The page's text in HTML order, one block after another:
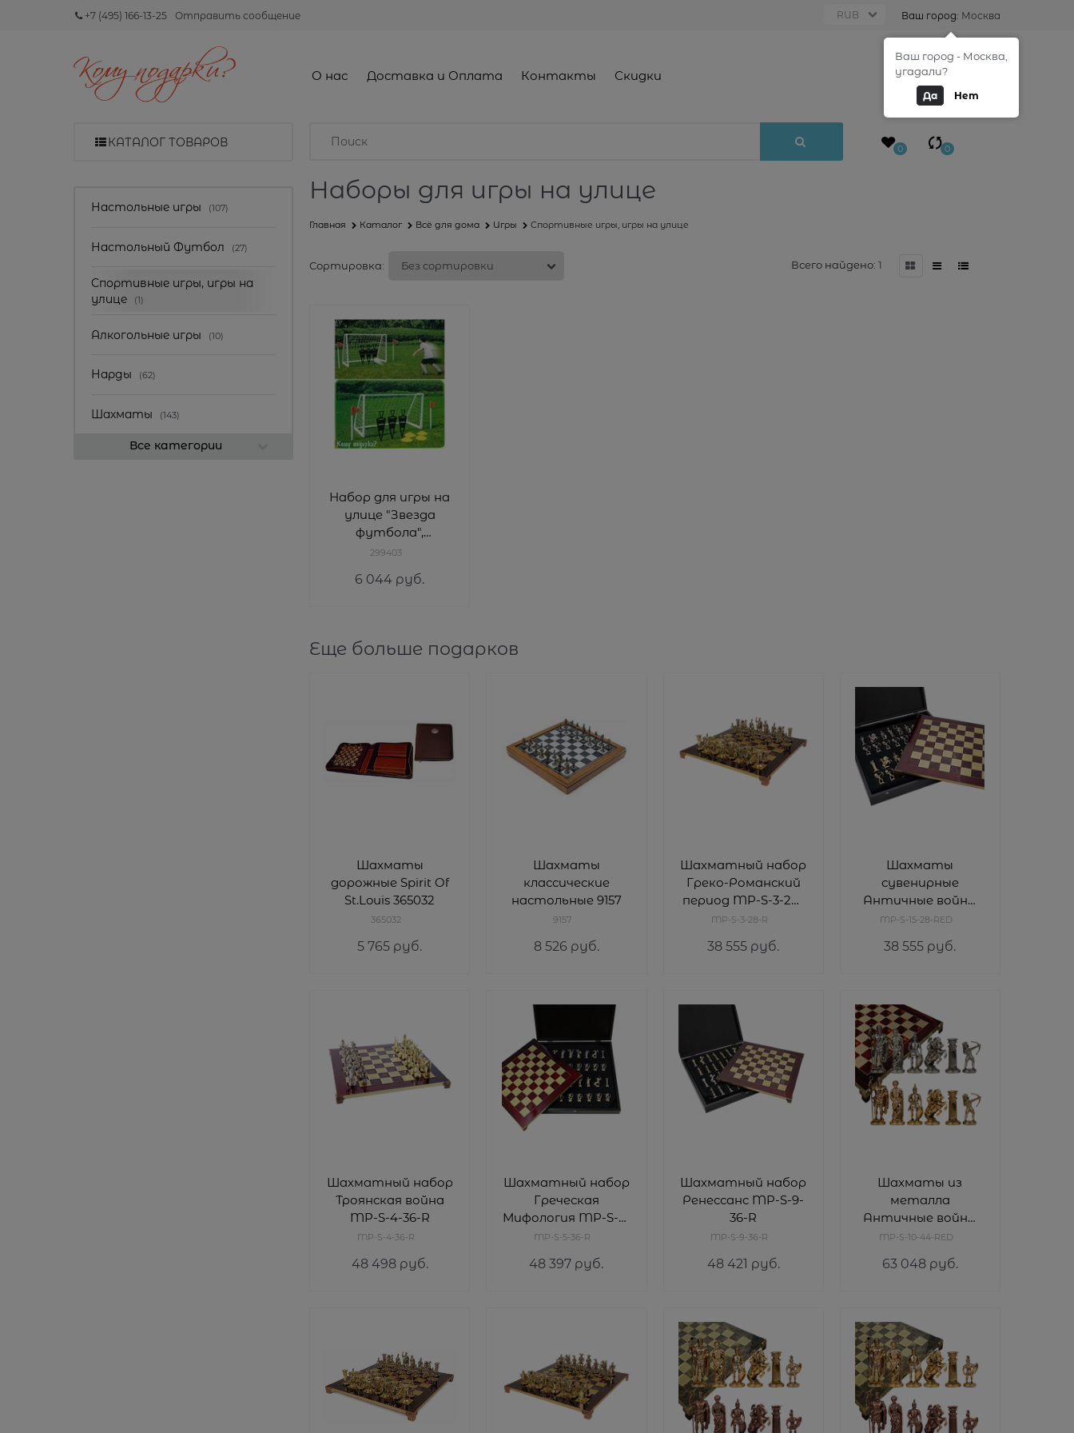
+7 (495) 166-13-25 Отправить сообщение Ваш город: Москва
О нас Доставка и Оплата Контакты Скидки
0
КАТАЛОГ ТОВАРОВ 0 0
Настольные игры (107)
Настольный Футбол (27)
Спортивные игры, игры на
улице
(1)
Алкогольные игры (10)
Нарды (62)
Шахматы (143)
Все категории
Наборы для игры на улице
Главная Каталог Всё для дома Игры Спортивные игры, игры на улице
Сортировка: Всего найдено: 1
Набор для игры на
улице "Звезда
футбола",
120x47x80 см
299403
6 044 руб.
Еще больше подарков
Шахматы
дорожные Spirit Of
St.Louis 365032
365032
5 765 руб.
Шахматы
классические
настольные 9157
9157
8 526 руб.
Шахматный набор
Греко-Романский
период MP-S-3-28-
R
MP-S-3-28-R
38 555 руб.
Шахматы
сувенирные
Античные войны
MP-S-15-28-RED
MP-S-15-28-RED
38 555 руб.
Шахматный набор
Троянская война
MP-S-4-36-R
MP-S-4-36-R
48 498 руб.
Шахматный набор
Греческая
Мифология MP-S-5-
36-R
MP-S-5-36-R
48 397 руб.
Шахматный набор
Ренессанс MP-S-9-
36-R
MP-S-9-36-R
48 421 руб.
Шахматы из
металла
Античные войны
MP-S-10-44-RED
MP-S-10-44-RED
63 048 руб.
Ваш город - Москва,
угадали?
Да Нет